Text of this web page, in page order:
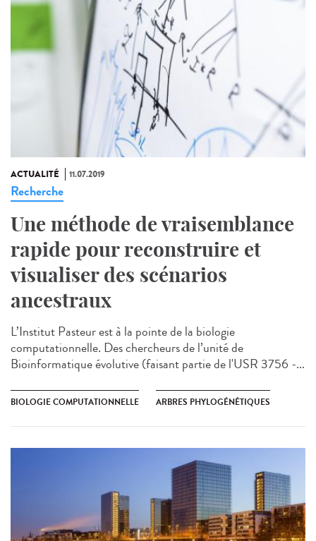
ACTUALITÉ 11.07.2019
Recherche
Une méthode de vraisemblance
rapide pour reconstruire et
visualiser des scénarios
ancestraux
L’Institut Pasteur est à la pointe de la biologie
computationnelle. Des chercheurs de l’unité de
Bioinformatique évolutive (faisant partie de l'USR 3756 -...
BIOLOGIE COMPUTATIONNELLE ARBRES PHYLOGÉNÉTIQUES